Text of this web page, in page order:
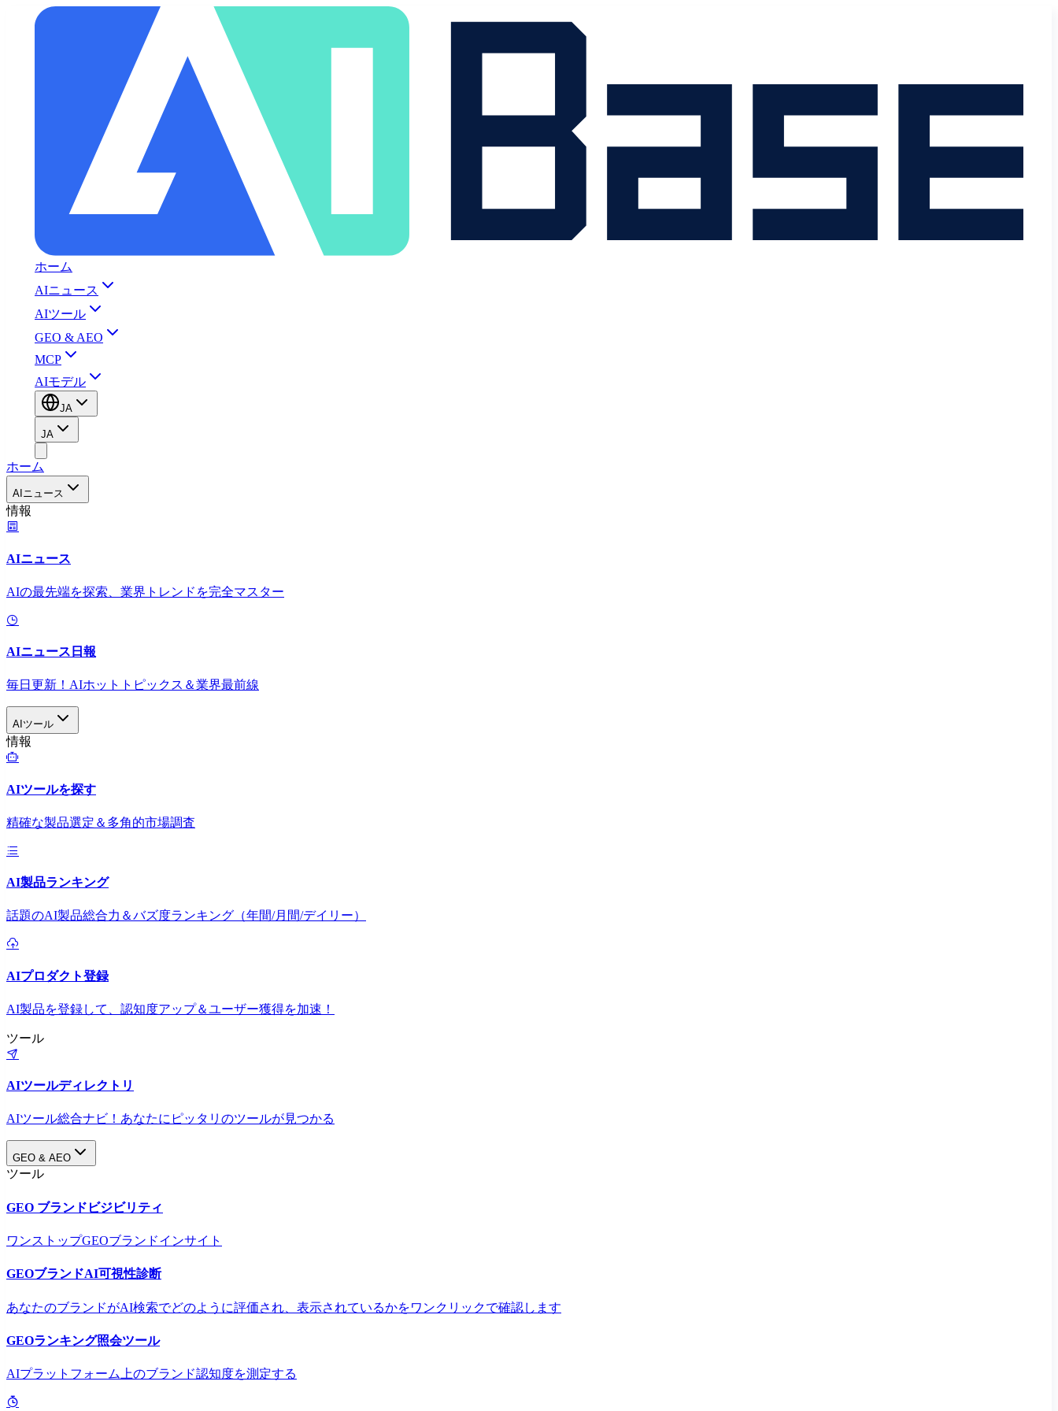
ホーム
AIニュース
AIツール
GEO & AEO
MCP
AIモデル
JA
JA
ホーム
AIニュース
情報
AIニュース
AIの最先端を探索、業界トレンドを完全マスター
AIニュース日報
毎日更新！AIホットトピックス＆業界最前線
AIツール
情報
AIツールを探す
精確な製品選定＆多角的市場調査
AI製品ランキング
話題のAI製品総合力＆バズ度ランキング（年間/月間/デイリー）
AIプロダクト登録
AI製品を登録して、認知度アップ＆ユーザー獲得を加速！
ツール
AIツールディレクトリ
AIツール総合ナビ！あなたにピッタリのツールが見つかる
GEO & AEO
ツール
GEO ブランドビジビリティ
ワンストップGEOブランドインサイト
GEOブランドAI可視性診断
あなたのブランドがAI検索でどのように評価され、表示されているかをワンクリックで確認します
GEOランキング照会ツール
AIプラットフォーム上のブランド認知度を測定する